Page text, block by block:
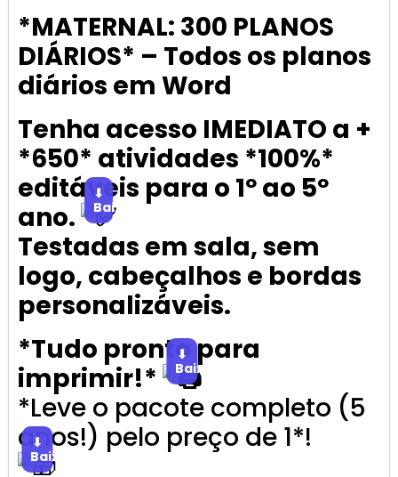
*MATERNAL: 300 PLANOS
DIÁRIOS* – Todos os planos
diários em Word
Tenha acesso IMEDIATO a +
*650* atividades *100%*
editáveis para o 1º ao 5º
ano.
⬇
Baixar
Testadas em sala, sem
logo, cabeçalhos e bordas
personalizáveis.
*Tudo pronto para
imprimir!*
⬇
Baixar
*Leve o pacote completo (5
anos!) pelo preço de 1*!
⬇
Baixar